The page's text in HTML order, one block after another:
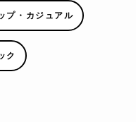
プ・カジュアル
ク